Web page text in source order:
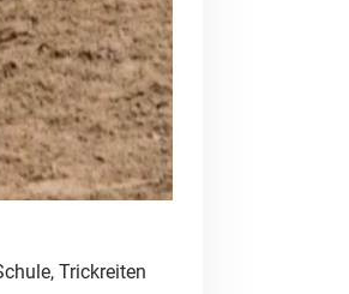
Trickreiten